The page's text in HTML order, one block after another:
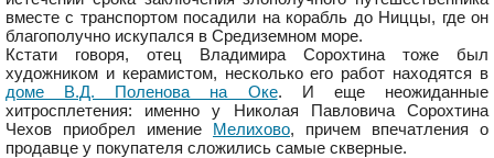
вместе с транспортом посадили на корабль до Ниццы, где он
благополучно искупался в Средиземном море.
Кстати говоря, отец Владимира Сорохтина тоже был
художником и керамистом, несколько его работ находятся в
доме В.Д. Поленова на Оке. И еще неожиданные
хитросплетения: именно у Николая Павловича Сорохтина
Чехов приобрел имение Мелихово, причем впечатления о
продавце у покупателя сложились самые скверные.